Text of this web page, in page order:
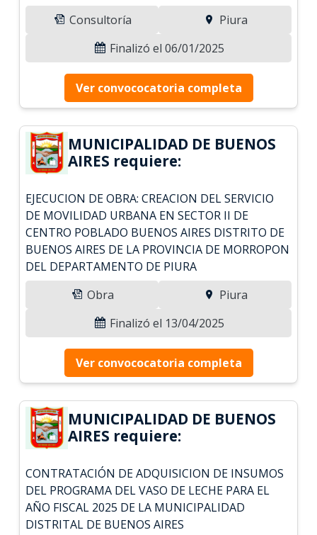
Consultoría
Piura
Finalizó el 06/01/2025
Ver convococatoria completa
MUNICIPALIDAD DE BUENOS
AIRES requiere:
EJECUCION DE OBRA: CREACION DEL SERVICIO
DE MOVILIDAD URBANA EN SECTOR II DE
CENTRO POBLADO BUENOS AIRES DISTRITO DE
BUENOS AIRES DE LA PROVINCIA DE MORROPON
DEL DEPARTAMENTO DE PIURA
Obra
Piura
Finalizó el 13/04/2025
Ver convococatoria completa
MUNICIPALIDAD DE BUENOS
AIRES requiere:
CONTRATACIÓN DE ADQUISICION DE INSUMOS
DEL PROGRAMA DEL VASO DE LECHE PARA EL
AÑO FISCAL 2025 DE LA MUNICIPALIDAD
DISTRITAL DE BUENOS AIRES